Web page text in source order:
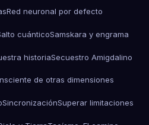
Red neuronal por defecto
cuánticoSamskara y engrama
historiaSecuestro Amigdalino
de otras dimensiones
SincronizaciónSuperar limitaciones